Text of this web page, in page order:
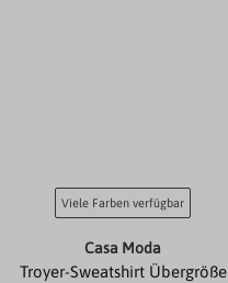
Viele Farben verfügbar
Casa Moda
Troyer-Sweatshirt Übergröße